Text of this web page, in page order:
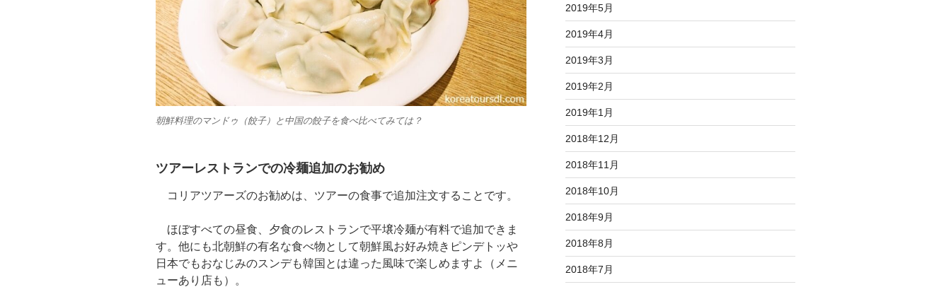
朝鮮料理のマンドゥ（餃子）と中国の餃子を食べ比べてみては？
ツアーレストランでの冷麺追加のお勧め
コリアツアーズのお勧めは、ツアーの食事で追加注文することです。
ほぼすべての昼食、夕食のレストランで平壌冷麺が有料で追加できま
す。他にも北朝鮮の有名な食べ物として朝鮮風お好み焼きピンデトッや
日本でもおなじみのスンデも韓国とは違った風味で楽しめますよ（メニ
ューあり店も）。
2019年5月
2019年4月
2019年3月
2019年2月
2019年1月
2018年12月
2018年11月
2018年10月
2018年9月
2018年8月
2018年7月